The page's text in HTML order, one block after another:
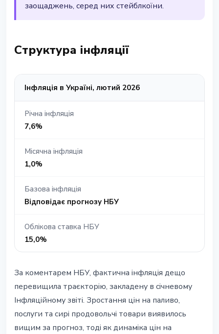
заощаджень, серед них стейблкоїни.
Структура інфляції
Інфляція в Україні, лютий 2026
Річна інфляція
7,6%
Місячна інфляція
1,0%
Базова інфляція
Відповідає прогнозу НБУ
Облікова ставка НБУ
15,0%
За коментарем НБУ, фактична інфляція дещо
перевищила траєкторію, закладену в січневому
Інфляційному звіті. Зростання цін на паливо,
послуги та сирі продовольчі товари виявилось
вищим за прогноз, тоді як динаміка цін на